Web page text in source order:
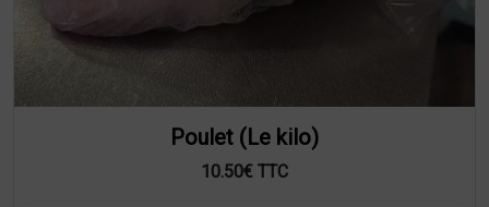
Poulet (Le kilo)
10.50€ TTC